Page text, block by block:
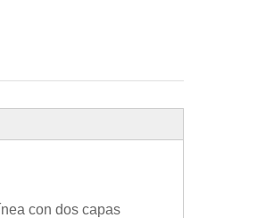
con dos capas